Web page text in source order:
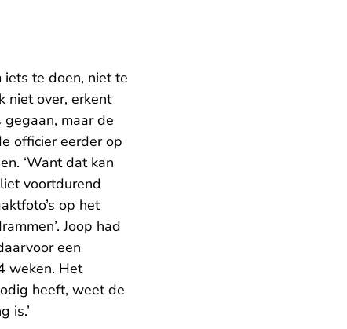
iets te doen, niet te
niet over, erkent
gegaan, maar de
officier eerder op
‘Want dat kan
voortdurend
op het
Joop had
een
weken. Het
heeft, weet de
is.’